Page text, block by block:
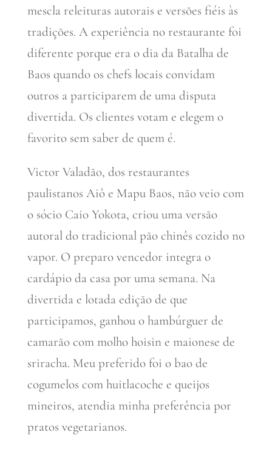
mescla releituras autorais e versões fiéis às
tradições. A experiência no restaurante foi
diferente porque era o dia da Batalha de
Baos quando os chefs locais convidam
outros a participarem de uma disputa
divertida. Os clientes votam e elegem o
favorito sem saber de quem é.
Victor Valadão, dos restaurantes
paulistanos Aiô e Mapu Baos, não veio com
o sócio Caio Yokota, criou uma versão
autoral do tradicional pão chinês cozido no
vapor. O preparo vencedor integra o
cardápio da casa por uma semana. Na
divertida e lotada edição de que
participamos, ganhou o hambúrguer de
camarão com molho hoisin e maionese de
sriracha. Meu preferido foi o bao de
cogumelos com huitlacoche e queijos
mineiros, atendia minha preferência por
pratos vegetarianos.